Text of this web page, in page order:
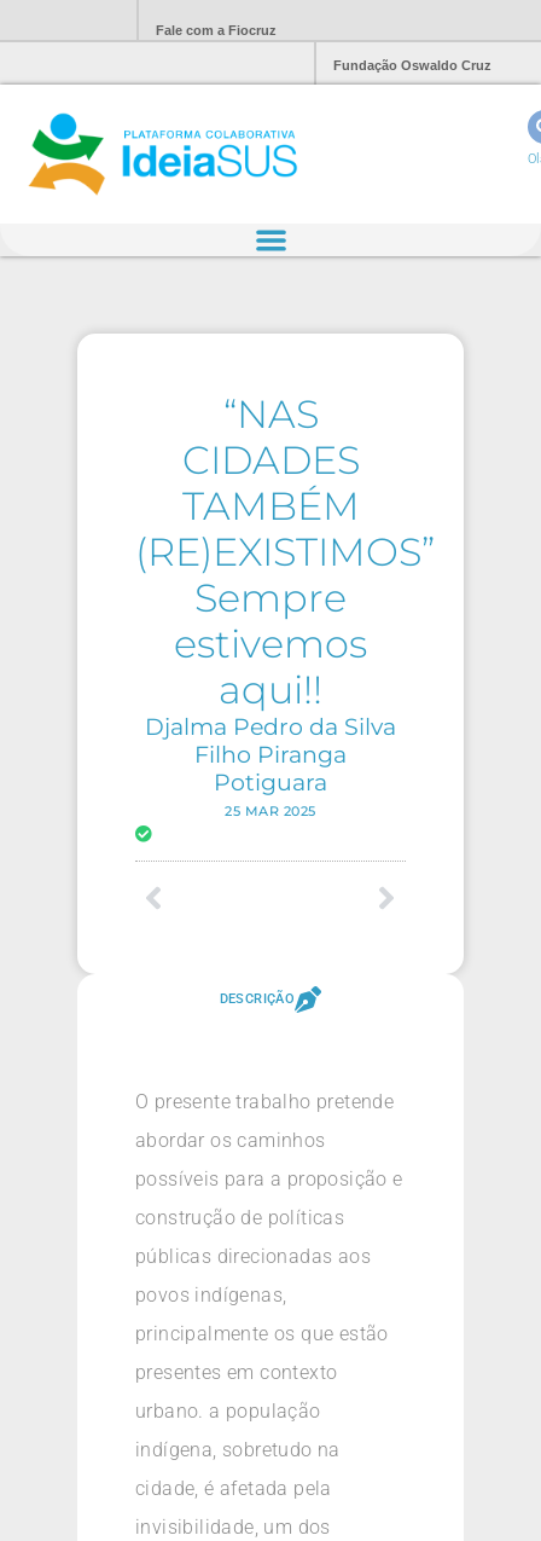
Fale com a Fiocruz
Fundação Oswaldo Cruz
“NAS
CIDADES
TAMBÉM
(RE)EXISTIMOS”
Sempre
estivemos
aqui!!
Djalma Pedro da Silva
Filho Piranga
Potiguara
25 MAR 2025
DESCRIÇÃO
O presente trabalho pretende
abordar os caminhos
possíveis para a proposição e
construção de políticas
públicas direcionadas aos
povos indígenas,
principalmente os que estão
presentes em contexto
urbano. a população
indígena, sobretudo na
cidade, é afetada pela
invisibilidade, um dos